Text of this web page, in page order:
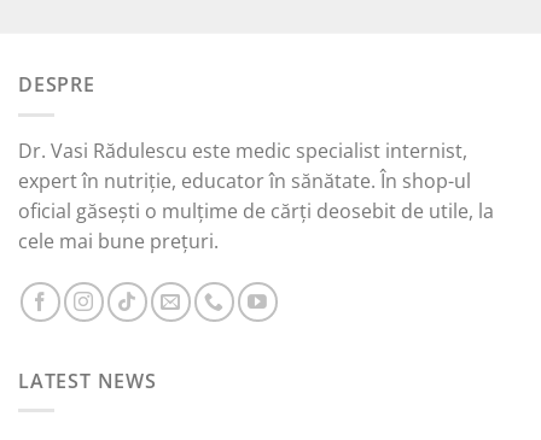
DESPRE
Dr. Vasi Rădulescu este medic specialist internist,
expert în nutriție, educator în sănătate. În shop-ul
oficial găsești o mulțime de cărți deosebit de utile, la
cele mai bune prețuri.
LATEST NEWS